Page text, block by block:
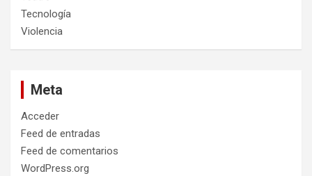
Tecnología
Violencia
Meta
Acceder
Feed de entradas
Feed de comentarios
WordPress.org